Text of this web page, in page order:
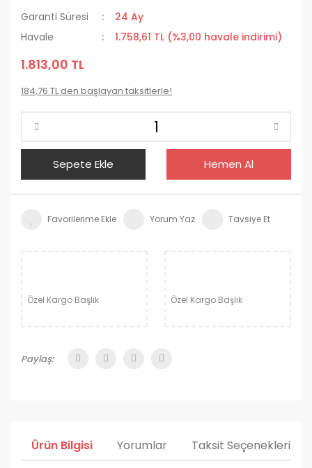
Garanti Süresi
24 Ay
Havale
1.758,61 TL (%3,00 havale indirimi)
1.813,00 TL
184,76 TL den başlayan taksitlerle!
Sepete Ekle Hemen Al
Yorum Yaz Tavsiye Et
Özel Kargo Başlık Özel Kargo Başlık
Paylaş:
Ürün Bilgisi Yorumlar Taksit Seçenekleri